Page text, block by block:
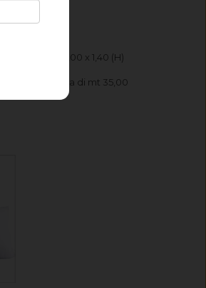
di mt 4,00 x 1,40 (H)
un'intera pezza di mt 35,00